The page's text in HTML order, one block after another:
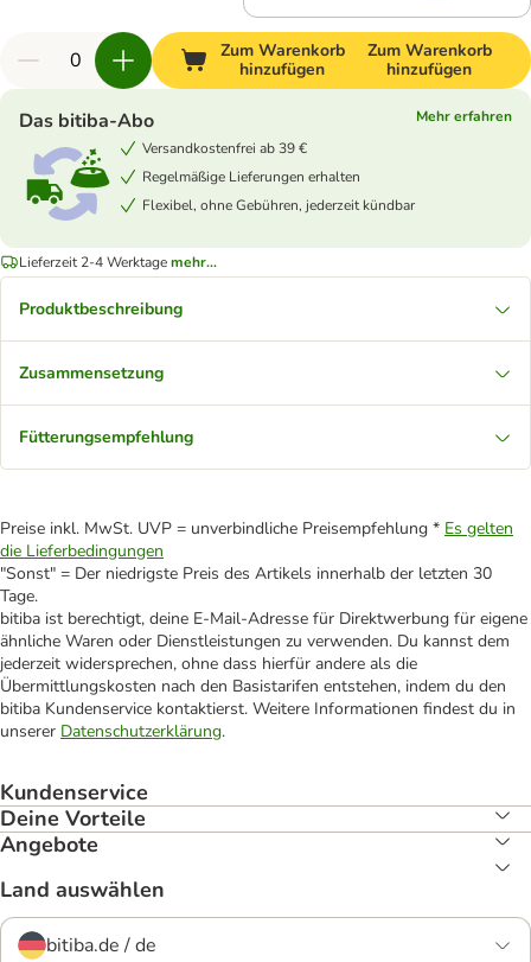
Zum Warenkorb
hinzufügen
Zum Warenkorb
hinzufügen
Das bitiba-Abo
Mehr erfahren
Versandkostenfrei ab 39 €
Regelmäßige Lieferungen erhalten
Flexibel, ohne Gebühren, jederzeit kündbar
Lieferzeit 2-4 Werktagemehr...
Produktbeschreibung
Zusammensetzung
Fütterungsempfehlung
Preise inkl. MwSt. UVP = unverbindliche Preisempfehlung * Es gelten
die Lieferbedingungen
"Sonst" = Der niedrigste Preis des Artikels innerhalb der letzten 30
Tage.
bitiba ist berechtigt, deine E-Mail-Adresse für Direktwerbung für eigene
ähnliche Waren oder Dienstleistungen zu verwenden. Du kannst dem
jederzeit widersprechen, ohne dass hierfür andere als die
Übermittlungskosten nach den Basistarifen entstehen, indem du den
bitiba Kundenservice kontaktierst. Weitere Informationen findest du in
unserer Datenschutzerklärung.
Kundenservice
Deine Vorteile
Angebote
Land auswählen
bitiba.de / de